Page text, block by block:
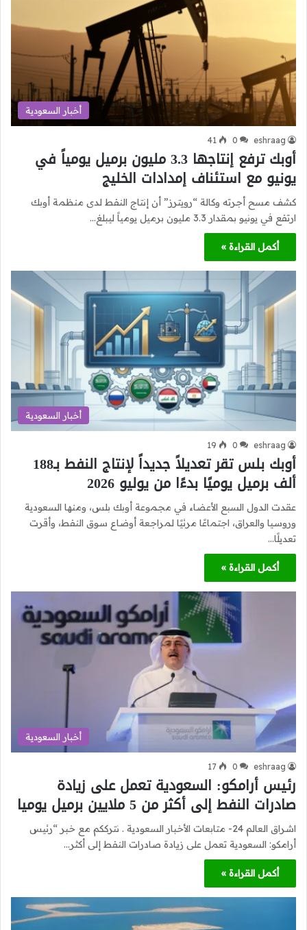
أخبار السعودية
eshraag
0
41
أوبك ترفع إنتاجها 3.3 مليون برميل يومياً في
يونيو مع استئناف إمدادات الخليج
كشف مسح أجرته وكالة “رويترز” أن إنتاج النفط لدى منظمة أوبك
ارتفع في يونيو بمقدار 3.3 مليون برميل يومياً ليبلغ…
أكمل القراءة »
أخبار السعودية
eshraag
0
19
أوبك بلس تقر تعديلاً جديداً لإنتاج النفط بـ188
ألف برميل يوميًا بدءًا من يوليو 2026
عقدت الدول السبع الأعضاء في مجموعة أوبك بلس، ومنها السعودية
وروسيا والعراق، اجتماعًا مرئيًا لمراجعة أوضاع سوق النفط، وأقرت
تعديلًا…
أكمل القراءة »
أخبار السعودية
eshraag
0
17
رئيس أرامكو: السعودية تعمل على زيادة
صادرات النفط إلى أكثر من 5 ملايين برميل يوميا
اشراق العالم 24- متابعات الأخبار السعودية . نترككم مع خبر “رئيس
أرامكو: السعودية تعمل على زيادة صادرات النفط إلى أكثر…
أكمل القراءة »